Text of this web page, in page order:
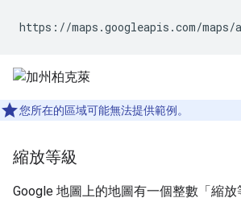
https://maps.googleapis.com/
您所在的區域可能無法提供範例。
縮放等級
Google 地圖上的地圖有一個整數「縮放